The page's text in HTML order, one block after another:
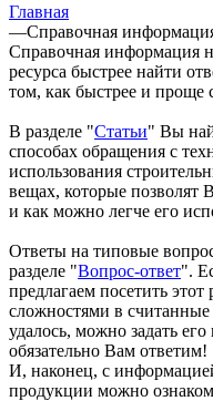
Главная
—Справочная
Справочная информация
ресурса быстрее найти
том, как быстрее и проще
В разделе "Статьи" Вы
способах обращения с
использования
вещах, которые позволят
и как можно легче его
Ответы на типовые
разделе "Вопрос-ответ".
предлагаем посетить этот
сложностями в
удалось, можно задать
обязательно Вам ответим!
И, наконец, с
продукции можно